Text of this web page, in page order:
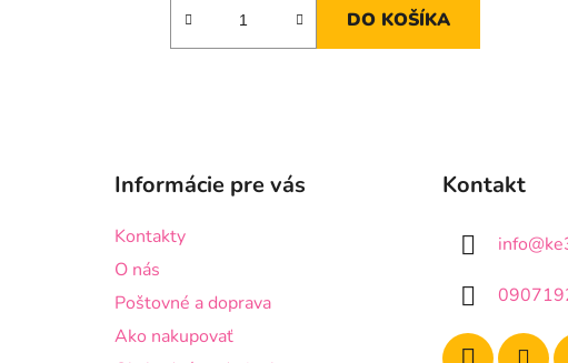
DO KOŠÍKA
Informácie pre vás
Kontakty
O nás
Poštovné a doprava
Ako nakupovať
Kontakt
info@